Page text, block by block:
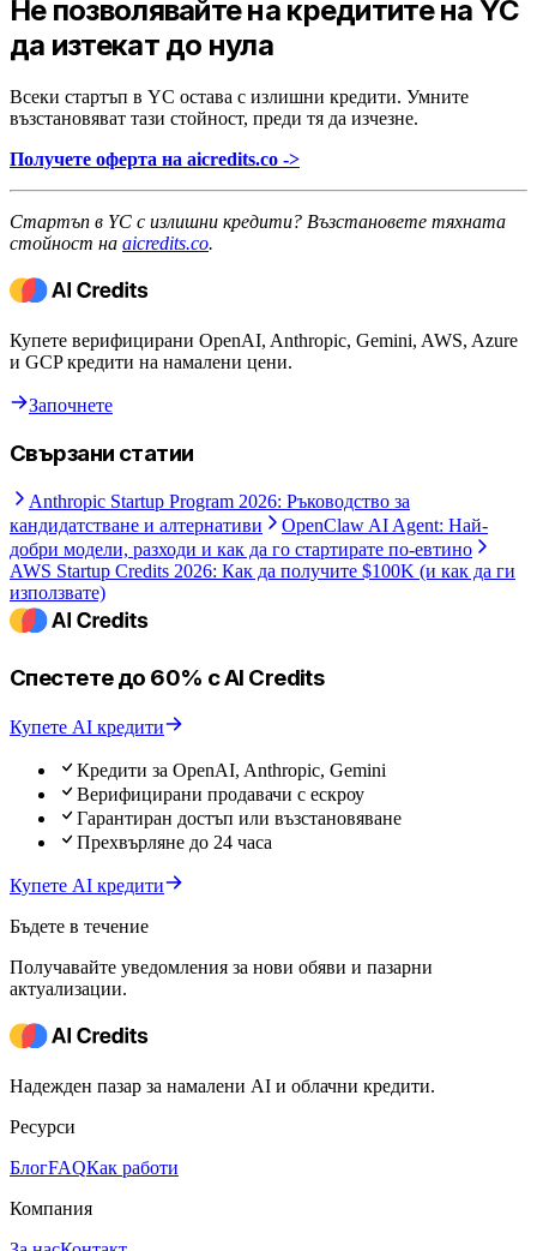
Не позволявайте на кредитите на YC
да изтекат до нула
Всеки стартъп в YC остава с излишни кредити. Умните
възстановяват тази стойност, преди тя да изчезне.
Получете оферта на aicredits.co ->
Стартъп в YC с излишни кредити? Възстановете тяхната
стойност на aicredits.co.
Купете верифицирани OpenAI, Anthropic, Gemini, AWS, Azure
и GCP кредити на намалени цени.
Започнете
Свързани статии
Anthropic Startup Program 2026: Ръководство за
кандидатстване и алтернативи
OpenClaw AI Agent: Най-
добри модели, разходи и как да го стартирате по-евтино
AWS Startup Credits 2026: Как да получите $100K (и как да ги
използвате)
Спестете до 60% с AI Credits
Купете AI кредити
Кредити за OpenAI, Anthropic, Gemini
Верифицирани продавачи с ескроу
Гарантиран достъп или възстановяване
Прехвърляне до 24 часа
Купете AI кредити
Бъдете в течение
Получавайте уведомления за нови обяви и пазарни
актуализации.
Надежден пазар за намалени AI и облачни кредити.
Ресурси
БлогFAQКак работи
Компания